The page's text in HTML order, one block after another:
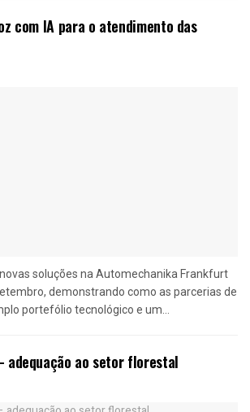
com IA para o atendimento das
soluções na Automechanika Frankfurt
demonstrando como as parcerias de
portefólio tecnológico e um...
adequação ao setor florestal